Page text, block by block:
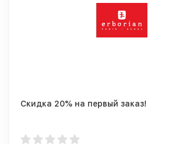
Скидка 20% на первый заказ!